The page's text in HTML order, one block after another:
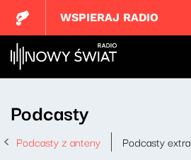
WSPIERAJ RADIO
Podcasty
Podcasty z anteny Podcasty extra